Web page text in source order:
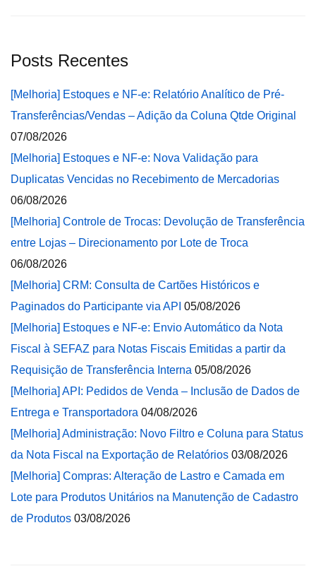
Posts Recentes
[Melhoria] Estoques e NF-e: Relatório Analítico de Pré-
Transferências/Vendas – Adição da Coluna Qtde Original
07/08/2026
[Melhoria] Estoques e NF-e: Nova Validação para
Duplicatas Vencidas no Recebimento de Mercadorias
06/08/2026
[Melhoria] Controle de Trocas: Devolução de Transferência
entre Lojas – Direcionamento por Lote de Troca
06/08/2026
[Melhoria] CRM: Consulta de Cartões Históricos e
Paginados do Participante via API 05/08/2026
[Melhoria] Estoques e NF-e: Envio Automático da Nota
Fiscal à SEFAZ para Notas Fiscais Emitidas a partir da
Requisição de Transferência Interna 05/08/2026
[Melhoria] API: Pedidos de Venda – Inclusão de Dados de
Entrega e Transportadora 04/08/2026
[Melhoria] Administração: Novo Filtro e Coluna para Status
da Nota Fiscal na Exportação de Relatórios 03/08/2026
[Melhoria] Compras: Alteração de Lastro e Camada em
Lote para Produtos Unitários na Manutenção de Cadastro
de Produtos 03/08/2026